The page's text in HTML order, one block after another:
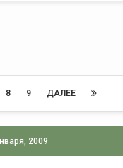
8 9 ДАЛЕЕ
2009